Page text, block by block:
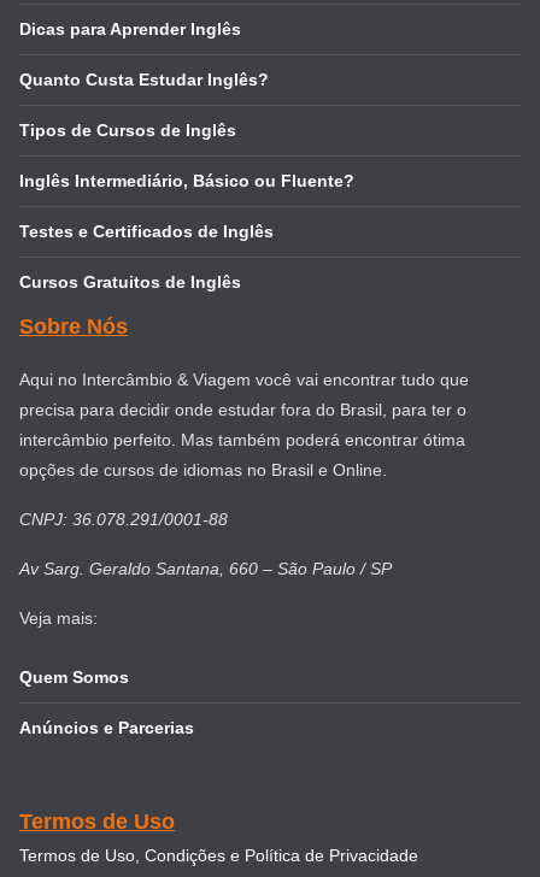
Dicas para Aprender Inglês
Quanto Custa Estudar Inglês?
Tipos de Cursos de Inglês
Inglês Intermediário, Básico ou Fluente?
Testes e Certificados de Inglês
Cursos Gratuitos de Inglês
Sobre Nós
Aqui no Intercâmbio & Viagem você vai encontrar tudo que
precisa para decidir onde estudar fora do Brasil, para ter o
intercâmbio perfeito. Mas também poderá encontrar ótima
opções de cursos de idiomas no Brasil e Online.
CNPJ: 36.078.291/0001-88
Av Sarg. Geraldo Santana, 660 – São Paulo / SP
Veja mais:
Quem Somos
Anúncios e Parcerias
Termos de Uso
Termos de Uso, Condições e Política de Privacidade